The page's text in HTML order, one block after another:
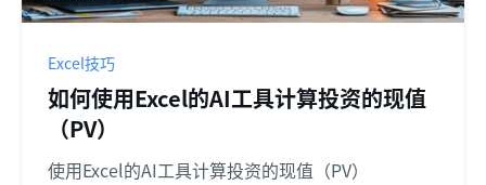
Excel技巧
如何使用Excel的AI工具计算投资的现值
（PV）
使用Excel的AI工具计算投资的现值（PV）